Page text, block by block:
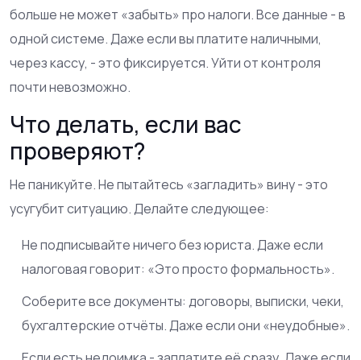
больше не может «забыть» про налоги. Все данные - в
одной системе. Даже если вы платите наличными,
через кассу, - это фиксируется. Уйти от контроля
почти невозможно.
Что делать, если вас
проверяют?
Не паникуйте. Не пытайтесь «загладить» вину - это
усугубит ситуацию. Делайте следующее:
Не подписывайте ничего без юриста. Даже если
налоговая говорит: «Это просто формальность».
Соберите все документы: договоры, выписки, чеки,
бухгалтерские отчёты. Даже если они «неудобные».